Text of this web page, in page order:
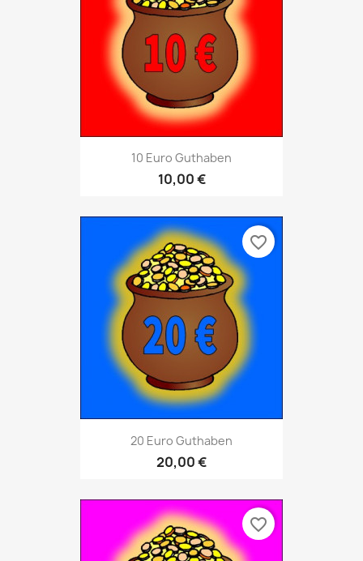
10 Euro Guthaben
10,00 €
20 Euro Guthaben
20,00 €
favorite_border
favorite_border